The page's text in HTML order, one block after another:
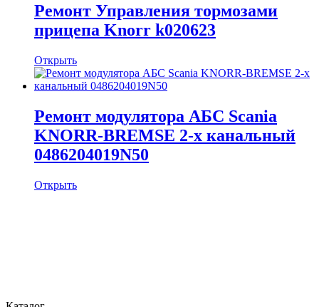
Ремонт Управления тормозами
прицепа Knorr k020623
Открыть
Ремонт модулятора АБС Scania
KNORR-ВREMSЕ 2-х канальный
0486204019N50
Открыть